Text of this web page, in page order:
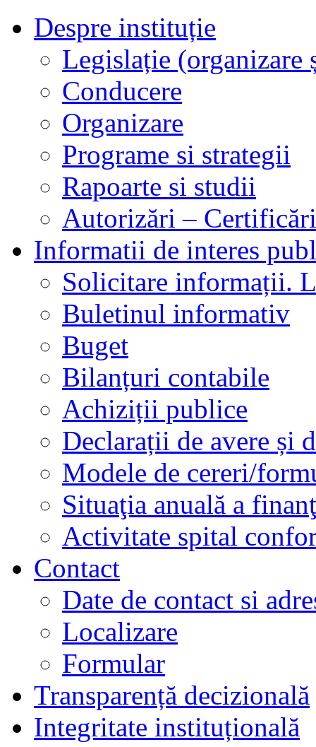
Despre instituție
Legislație
Conducere
Organizare
Programe si strategii
Rapoarte si studii
Autorizări –
Informatii de interes
Solicitare informații.
Buletinul informativ
Buget
Bilanțuri contabile
Achiziții publice
Declarații de avere și
Modele de cereri/
Situaţia anuală a
Activitate spital
Contact
Date de contact si
Localizare
Formular
Transparență decizională
Integritate instituțională